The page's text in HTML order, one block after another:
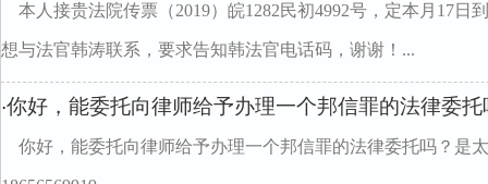
本人接贵法院传票（2019）皖1282民初4992号，定本月17日
想与法官韩涛联系，要求告知韩法官电话码，谢谢！...
·你好，能委托向律师给予办理一个邦信罪的法律委
你好，能委托向律师给予办理一个邦信罪的法律委托吗？是